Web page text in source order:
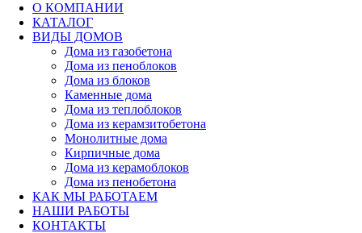
О КОМПАНИИ
КАТАЛОГ
ВИДЫ ДОМОВ
Дома из газобетона
Дома из пеноблоков
Дома из блоков
Каменные дома
Дома из теплоблоков
Дома из керамзитобетона
Монолитные дома
Кирпичные дома
Дома из керамоблоков
Дома из пенобетона
КАК МЫ РАБОТАЕМ
НАШИ РАБОТЫ
КОНТАКТЫ